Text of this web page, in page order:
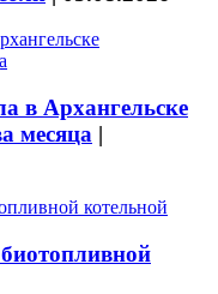
в Архангельске
месяца |